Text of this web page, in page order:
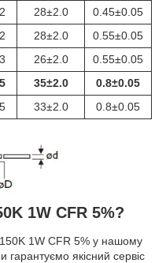
28±2.0
0.45±0.05
28±2.0
0.55±0.05
26±2.0
0.55±0.05
35±2.0
0.8±0.05
33±2.0 0.8±0.05
1W CFR 5%?
1W CFR 5% у нашому
якісний сервіс